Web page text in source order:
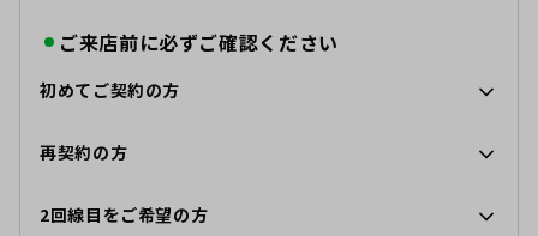
ご来店前に必ずご確認ください
初めてご契約の方
再契約の方
2回線目をご希望の方